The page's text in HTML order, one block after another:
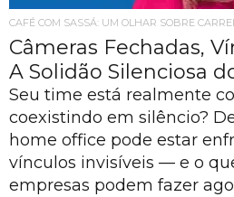
CAFÉ COM SASSÁ: UM OLHAR SOBRE
Câmeras Fechadas,
A Solidão Silenciosa
Seu time está realmente
coexistindo em silêncio?
home office pode estar
vínculos invisíveis — e o
empresas podem fazer